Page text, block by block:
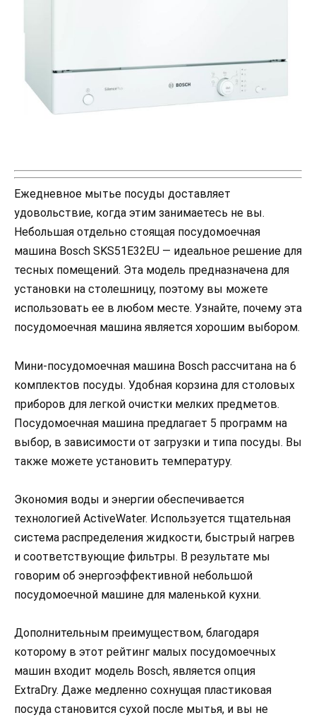
Ежедневное мытье посуды доставляет
удовольствие, когда этим занимаетесь не вы.
Небольшая отдельно стоящая посудомоечная
машина Bosch SKS51E32EU — идеальное решение для
тесных помещений. Эта модель предназначена для
установки на столешницу, поэтому вы можете
использовать ее в любом месте. Узнайте, почему эта
посудомоечная машина является хорошим выбором.
Мини-посудомоечная машина Bosch рассчитана на 6
комплектов посуды. Удобная корзина для столовых
приборов для легкой очистки мелких предметов.
Посудомоечная машина предлагает 5 программ на
выбор, в зависимости от загрузки и типа посуды. Вы
также можете установить температуру.
Экономия воды и энергии обеспечивается
технологией ActiveWater. Используется тщательная
система распределения жидкости, быстрый нагрев
и соответствующие фильтры. В результате мы
говорим об энергоэффективной небольшой
посудомоечной машине для маленькой кухни.
Дополнительным преимуществом, благодаря
которому в этот рейтинг малых посудомоечных
машин входит модель Bosch, является опция
ExtraDry. Даже медленно сохнущая пластиковая
посуда становится сухой после мытья, и вы не